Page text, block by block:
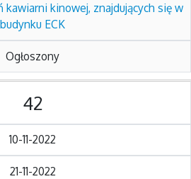
kinowej, znajdujących się w
budynku ECK
Ogłoszony
42
10-11-2022
21-11-2022